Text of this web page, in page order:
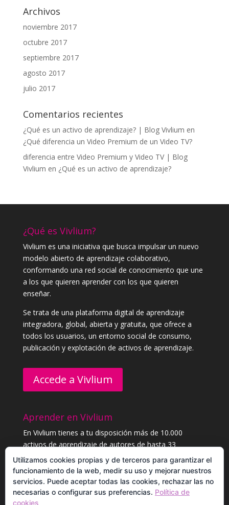
Archivos
noviembre 2017
octubre 2017
septiembre 2017
agosto 2017
julio 2017
Comentarios recientes
¿Qué es un activo de aprendizaje? | Blog Vivlium en
¿Qué diferencia un Video Premium de un Video TV?
diferencia entre Video Premium y Video TV | Blog
Vivlium en ¿Qué es un activo de aprendizaje?
¿Qué es Vivlium?
Vivlium es una iniciativa que busca impulsar un nuevo
modelo abierto de aprendizaje colaborativo,
conformando una red social de conocimiento que une
a los que quieren aprender con los que quieren
enseñar.
Se trata de una plataforma digital de aprendizaje
integradora, global, abierta y gratuita, que ofrece a
todos los usuarios, un entorno social de consumo,
publicación y explotación de activos de aprendizaje.
Accede a Vivlium
Aprender en Vivlium
En Vivlium tienes a tu disposición más de 10.000
activos de aprendizaje de autores de hasta 33
categorías distintas. Aprende sin límites, y consigue
diplomas.
Registrarme para aprender
Utilizamos cookies propias y de terceros para garantizar el
funcionamiento de la web, medir su uso y mejorar nuestros
servicios. Puede aceptar todas las cookies, rechazar las no
necesarias o configurar sus preferencias. Política de
cookies